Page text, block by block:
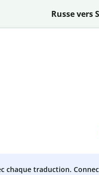
Russe vers
chaque traduction.